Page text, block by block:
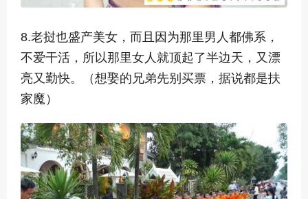
8.老挝也盛产美女，而且因为那里男人都佛系，
不爱干活，所以那里女人就顶起了半边天，又漂
亮又勤快。（想娶的兄弟先别买票，据说都是扶
家魔）